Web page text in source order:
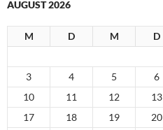
AUGUST 2026
M D M D
3
4 5 6
10
11 12 13
17
18 19 20